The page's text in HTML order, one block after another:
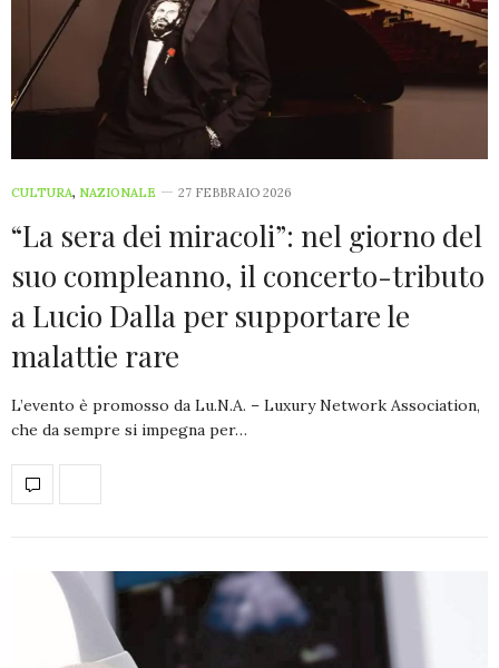
CULTURA, NAZIONALE 27 FEBBRAIO 2026
“La sera dei miracoli”: nel giorno del
suo compleanno, il concerto-tributo
a Lucio Dalla per supportare le
malattie rare
L’evento è promosso da Lu.N.A. – Luxury Network Association,
che da sempre si impegna per…